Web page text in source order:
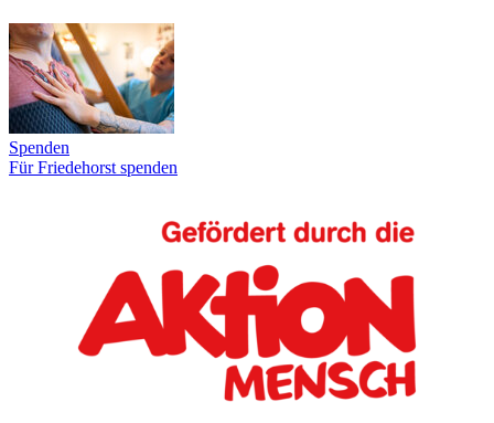
Spenden
Für Friedehorst spenden